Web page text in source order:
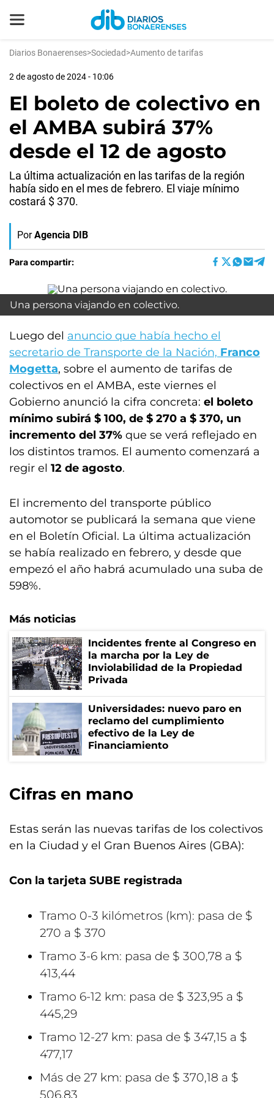
Diarios Bonaerenses>Sociedad>Aumento de tarifas
2 de agosto de 2024 - 10:06
El boleto de colectivo en
el AMBA subirá 37%
desde el 12 de agosto
La última actualización en las tarifas de la región
había sido en el mes de febrero. El viaje mínimo
costará $ 370.
Por Agencia DIB
Para compartir:
Una persona viajando en colectivo.
Luego del anuncio que había hecho el
secretario de Transporte de la Nación, Franco
Mogetta, sobre el aumento de tarifas de
colectivos en el AMBA, este viernes el
Gobierno anunció la cifra concreta: el boleto
mínimo subirá $ 100, de $ 270 a $ 370, un
incremento del 37% que se verá reflejado en
los distintos tramos. El aumento comenzará a
regir el 12 de agosto.
El incremento del transporte público
automotor se publicará la semana que viene
en el Boletín Oficial. La última actualización
se había realizado en febrero, y desde que
empezó el año habrá acumulado una suba de
598%.
Más noticias
Incidentes frente al Congreso en
la marcha por la Ley de
Inviolabilidad de la Propiedad
Privada
Universidades: nuevo paro en
reclamo del cumplimiento
efectivo de la Ley de
Financiamiento
Cifras en mano
Estas serán las nuevas tarifas de los colectivos
en la Ciudad y el Gran Buenos Aires (GBA):
Con la tarjeta SUBE registrada
Tramo 0-3 kilómetros (km): pasa de $
270 a $ 370
Tramo 3-6 km: pasa de $ 300,78 a $
413,44
Tramo 6-12 km: pasa de $ 323,95 a $
445,29
Tramo 12-27 km: pasa de $ 347,15 a $
477,17
Más de 27 km: pasa de $ 370,18 a $
506,83